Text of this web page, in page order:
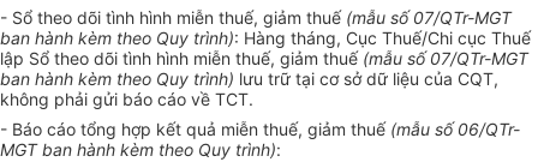
- Sổ theo dõi tình hình miễn thuế, giảm thuế (mẫu số 07/QTr-MGT
ban hành kèm theo Quy trình): Hàng tháng, Cục Thuế/Chi cục Thuế
lập Sổ theo dõi tình hình miễn thuế, giảm thuế (mẫu số 07/QTr-MGT
ban hành kèm theo Quy trình) lưu trữ tại cơ sở dữ liệu của CQT,
không phải gửi báo cáo về TCT.
- Báo cáo tổng hợp kết quả miễn thuế, giảm thuế (mẫu số 06/QTr-
MGT ban hành kèm theo Quy trình):